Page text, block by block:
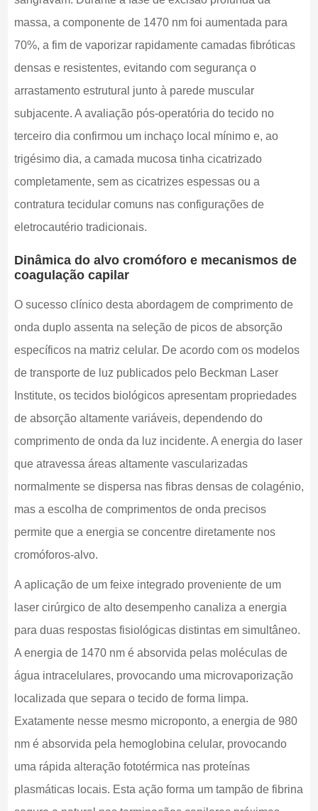
massa, a componente de 1470 nm foi aumentada para
70%, a fim de vaporizar rapidamente camadas fibróticas
densas e resistentes, evitando com segurança o
arrastamento estrutural junto à parede muscular
subjacente. A avaliação pós-operatória do tecido no
terceiro dia confirmou um inchaço local mínimo e, ao
trigésimo dia, a camada mucosa tinha cicatrizado
completamente, sem as cicatrizes espessas ou a
contratura tecidular comuns nas configurações de
eletrocautério tradicionais.
Dinâmica do alvo cromóforo e mecanismos de
coagulação capilar
O sucesso clínico desta abordagem de comprimento de
onda duplo assenta na seleção de picos de absorção
específicos na matriz celular. De acordo com os modelos
de transporte de luz publicados pelo Beckman Laser
Institute, os tecidos biológicos apresentam propriedades
de absorção altamente variáveis, dependendo do
comprimento de onda da luz incidente. A energia do laser
que atravessa áreas altamente vascularizadas
normalmente se dispersa nas fibras densas de colagénio,
mas a escolha de comprimentos de onda precisos
permite que a energia se concentre diretamente nos
cromóforos-alvo.
A aplicação de um feixe integrado proveniente de um
laser cirúrgico de alto desempenho canaliza a energia
para duas respostas fisiológicas distintas em simultâneo.
A energia de 1470 nm é absorvida pelas moléculas de
água intracelulares, provocando uma microvaporização
localizada que separa o tecido de forma limpa.
Exatamente nesse mesmo microponto, a energia de 980
nm é absorvida pela hemoglobina celular, provocando
uma rápida alteração fototérmica nas proteínas
plasmáticas locais. Esta ação forma um tampão de fibrina